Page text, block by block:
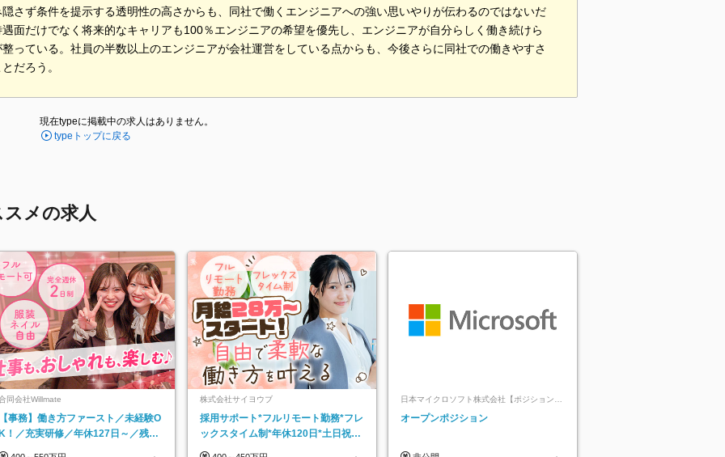
さず条件を提示する透明性の高さからも、同社で働くエンジニアへの強い思いやりが伝わるのではないだ
面だけでなく将来的なキャリアも100％エンジニアの希望を優先し、エンジニアが自分らしく働き続けら
っている。社員の半数以上のエンジニアが会社運営をしている点からも、今後さらに同社での働きやすさ
だろう。
現在typeに掲載中の求人はありません。
typeトップに戻る
メの求人
同会社Willmate
事務】働き方ファースト／未経験O
！／充実研修／年休127日～／残業
株式会社サイヨウブ
採用サポート*フルリモート勤務*フレ
ックスタイム制*年休120日*土日祝休
日本マイクロソフト株式会社【ポジションマ
ッチ登録】
オープンポジション